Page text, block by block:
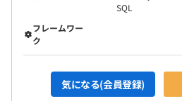
SQL
フレームワー
ク
気になる(会員登録)